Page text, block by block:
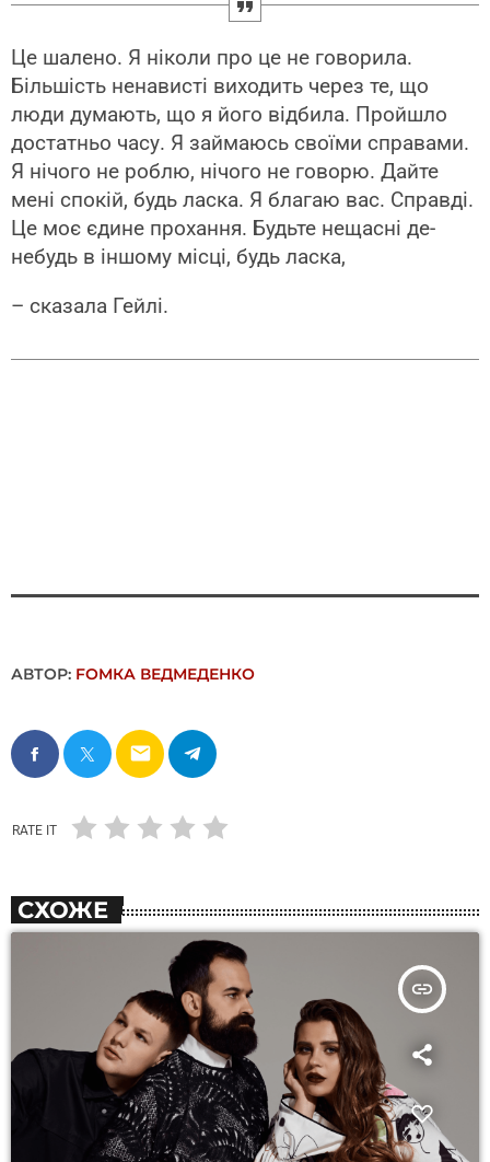
Це шалено. Я ніколи про це не говорила.
Більшість ненависті виходить через те, що
люди думають, що я його відбила. Пройшло
достатньо часу. Я займаюсь своїми справами.
Я нічого не роблю, нічого не говорю. Дайте
мені спокій, будь ласка. Я благаю вас. Справді.
Це моє єдине прохання. Будьте нещасні де-
небудь в іншому місці, будь ласка,
– сказала Гейлі.
АВТОР: FОMКА ВЕДМЕДЕНКО
email
RATE IT
СХОЖЕ
insert_link